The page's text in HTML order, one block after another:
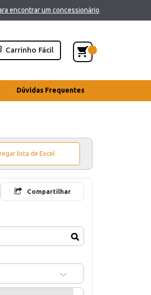
encontrar um concessionário
Carrinho Fácil
Dúvidas Frequentes
lista de Excel
Compartilhar